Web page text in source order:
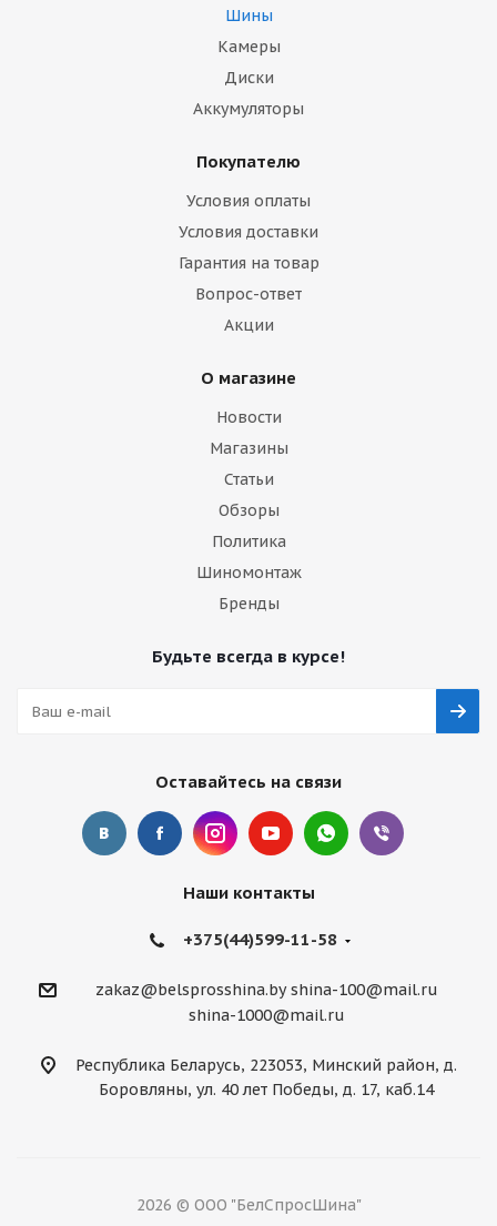
Шины
Камеры
Диски
Аккумуляторы
Покупателю
Условия оплаты
Условия доставки
Гарантия на товар
Вопрос-ответ
Акции
О магазине
Новости
Магазины
Статьи
Обзоры
Политика
Шиномонтаж
Бренды
Будьте всегда в курсе!
Оставайтесь на связи
Наши контакты
+375(44)599-11-58
zakaz@belsprosshina.by shina-100@mail.ru
shina-1000@mail.ru
Республика Беларусь, 223053, Минский район, д.
Боровляны, ул. 40 лет Победы, д. 17, каб.14
2026 © ООО "БелСпросШина"